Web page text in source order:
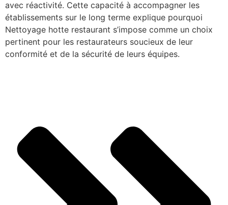
avec réactivité. Cette capacité à accompagner les
établissements sur le long terme explique pourquoi
Nettoyage hotte restaurant s’impose comme un choix
pertinent pour les restaurateurs soucieux de leur
conformité et de la sécurité de leurs équipes.